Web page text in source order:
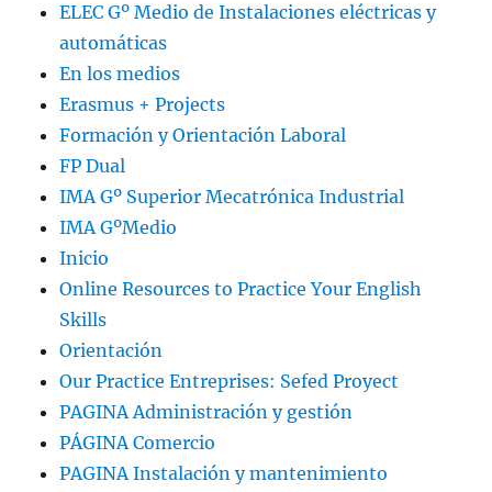
ELEC Gº Medio de Instalaciones eléctricas y
automáticas
En los medios
Erasmus + Projects
Formación y Orientación Laboral
FP Dual
IMA Gº Superior Mecatrónica Industrial
IMA GºMedio
Inicio
Online Resources to Practice Your English
Skills
Orientación
Our Practice Entreprises: Sefed Proyect
PAGINA Administración y gestión
PÁGINA Comercio
PAGINA Instalación y mantenimiento